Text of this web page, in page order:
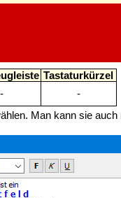
Tastaturkürzel
-
-
Man kann sie